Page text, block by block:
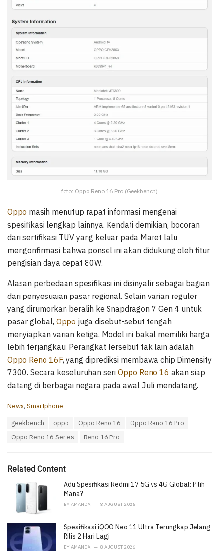
foto: Oppo Reno 16 Pro (Geekbench)
Oppo masih menutup rapat informasi mengenai
spesifikasi lengkap lainnya. Kendati demikian, bocoran
dari sertifikasi TÜV yang keluar pada Maret lalu
mengonfirmasi bahwa ponsel ini akan didukung oleh fitur
pengisian daya cepat 80W.
Alasan perbedaan spesifikasi ini disinyalir sebagai bagian
dari penyesuaian pasar regional. Selain varian reguler
yang dirumorkan beralih ke Snapdragon 7 Gen 4 untuk
pasar global, Oppo juga disebut-sebut tengah
menyiapkan varian ketiga. Model ini bakal memiliki harga
lebih terjangkau. Perangkat tersebut tak lain adalah
Oppo Reno 16F, yang diprediksi membawa chip Dimensity
7300. Secara keseluruhan seri Oppo Reno 16 akan siap
datang di berbagai negara pada awal Juli mendatang.
C
i
News, Smartphone
geekbench oppo Oppo Reno 16
Oppo Reno 16 Pro
Oppo Reno 16 Series
Reno 16 Pro
Related Content
Adu Spesifikasi Redmi 17 5G vs 4G Global: Pilih
Mana?
BY AMANDA 8 AUGUST 2026
Spesifikasi iQOO Neo 11 Ultra Terungkap Jelang
Rilis 2 Hari Lagi
BY AMANDA 8 AUGUST 2026